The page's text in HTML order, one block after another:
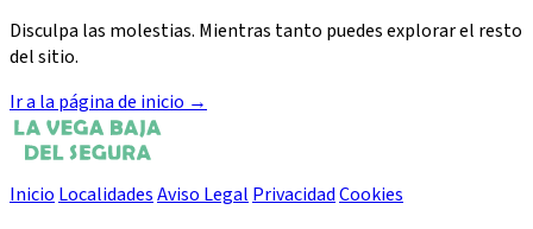
Disculpa las molestias. Mientras tanto puedes explorar el resto
del sitio.
Ir a la página de inicio →
Inicio LocalidadesAviso Legal PrivacidadCookies